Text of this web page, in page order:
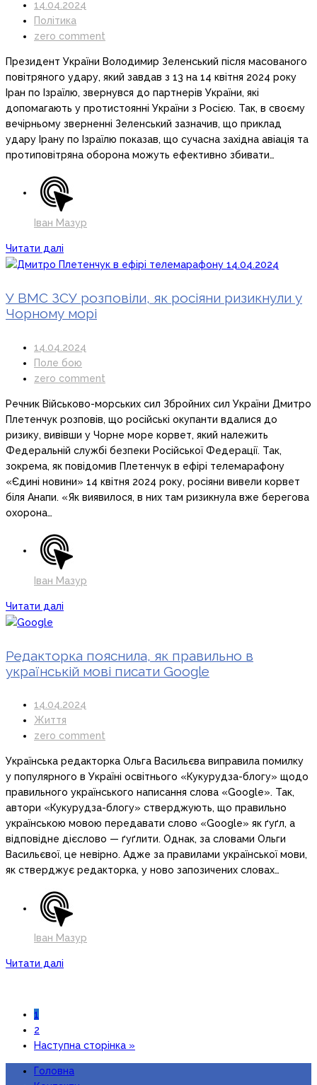
14.04.2024
Політика
zero comment
Президент України Володимир Зеленський після масованого
повітряного удару, який завдав з 13 на 14 квітня 2024 року
Іран по Ізраїлю, звернувся до партнерів України, які
допомагають у протистоянні України з Росією. Так, в своєму
вечірньому зверненні Зеленський зазначив, що приклад
удару Ірану по Ізраїлю показав, що сучасна західна авіація та
протиповітряна оборона можуть ефективно збивати…
Іван Мазур
Читати далі
У ВМС ЗСУ розповіли, як росіяни ризикнули у
Чорному морі
14.04.2024
Поле бою
zero comment
Речник Військово-морських сил Збройних сил України Дмитро
Плетенчук розповів, що російські окупанти вдалися до
ризику, вивівши у Чорне море корвет, який належить
Федеральній службі безпеки Російської Федерації. Так,
зокрема, як повідомив Плетенчук в ефірі телемарафону
«Єдині новини» 14 квітня 2024 року, росіяни вивели корвет
біля Анапи. «Як виявилося, в них там ризикнула вже берегова
охорона…
Іван Мазур
Читати далі
Редакторка пояснила, як правильно в
українській мові писати Google
14.04.2024
Життя
zero comment
Українська редакторка Ольга Васильєва виправила помилку
у популярного в Україні освітнього «Кукурудза-блогу» щодо
правильного українського написання слова «Google». Так,
автори «Кукурудза-блогу» стверджують, що правильно
українською мовою передавати слово «Google» як ґуґл, а
відповідне дієслово — ґуґлити. Однак, за словами Ольги
Васильєвої, це невірно. Адже за правилами української мови,
як стверджує редакторка, у ново запозичених словах…
Іван Мазур
Читати далі
1
2
Наступна сторінка »
Головна